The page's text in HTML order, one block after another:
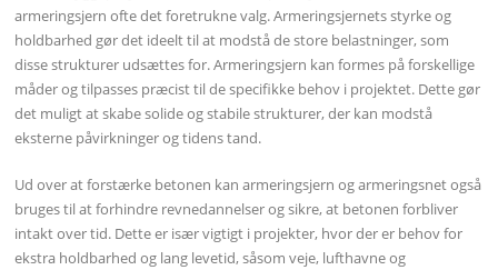
armeringsjern ofte det foretrukne valg. Armeringsjernets styrke og
holdbarhed gør det ideelt til at modstå de store belastninger, som
disse strukturer udsættes for. Armeringsjern kan formes på forskellige
måder og tilpasses præcist til de specifikke behov i projektet. Dette gør
det muligt at skabe solide og stabile strukturer, der kan modstå
eksterne påvirkninger og tidens tand.
Ud over at forstærke betonen kan armeringsjern og armeringsnet også
bruges til at forhindre revnedannelser og sikre, at betonen forbliver
intakt over tid. Dette er især vigtigt i projekter, hvor der er behov for
ekstra holdbarhed og lang levetid, såsom veje, lufthavne og